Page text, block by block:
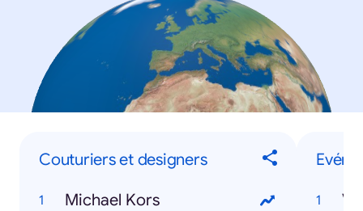
Couturiers et designers
Michael Kors